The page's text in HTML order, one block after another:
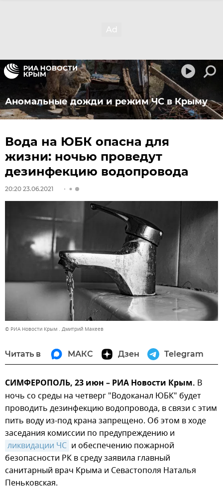
Аномальные дожди и режим ЧС в Крыму
Вода на ЮБК опасна для
жизни: ночью проведут
дезинфекцию водопровода
20:20 23.06.2021
© РИА Новости Крым . Дмитрий Макеев
Читать в МАКС Дзен Telegram
СИМФЕРОПОЛЬ, 23 июн – РИА Новости Крым. В
ночь со среды на четверг "Водоканал ЮБК" будет
проводить дезинфекцию водопровода, в связи с этим
пить воду из-под крана запрещено. Об этом в ходе
заседания комиссии по предупреждению и
ликвидации ЧС и обеспечению пожарной
безопасности РК в среду заявила главный
санитарный врач Крыма и Севастополя Наталья
Пеньковская.